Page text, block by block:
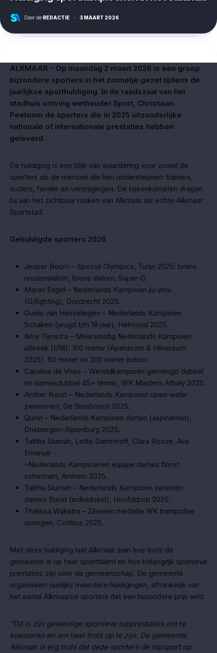
Door de REDACTIE · 3 MAART 2026
ALKMAAR – Op maandag 2 maart 2026 is een groep
bijzondere sporters in het zonnetje gezet tijdens de
jaarlijkse sporthuldiging. In de raadszaal van het
stadhuis ontving wethouder Sport, Christiaan
Peetoom de sporters die in 2025 uitzonderlijke
nationale of internationale prestaties hebben
geleverd.
De huldiging is een blijk van waardering voor zowel de
sporters als de mensen die hen ondersteunen: trainers,
ouders, familie en verenigingen. De bijeenkomsten dragen
bij aan het zichtbaar maken van Alkmaar als echte Alkmaar
Sportstad.
Gehuldigde sporters 2026
Jesper Boom – Special Olympics, Turijn 2025: brons
reuzenslalom, brons slalom, Super-G.
Maran Engel – Nederlands Kampioen jiu-jitsu
(G/fighting), Dordrecht 2025.
Guido van Hesselingen – Nederlands Kampioen
Schaken (jeugd t/m 18 jaar), Helmond 2025.
Amy Tijmstra – Meervoudig Nederlands Kampioen
atletiek (U18): 100 meter (Apeldoorn & Hilversum
2025), 60 meter en 200 meter indoor.
Caroline de Vries – Wereldkampioen gemengd dubbel
en damesdubbel 45+ tennis, WK Masters Athaly 2025.
Amber Kunst – Nederlands Kampioen open water
zwemmen, De Biesbosch 2025.
Quinn – Nederlands Kampioen darten (aspiranten),
Driebergen-Rijsenburg 2025.
Talitha Sluman, Lotte Dammroff, Clara Rooze, Ava
Emanue
–Nederlands Kampioenen équipe dames floret
schermen, Arnhem 2025.
Talitha Sluman – Nederlands Kampioen senioren
dames floret (individueel), Hoofddorp 2025.
Thalissa Wijkstra – Zilveren medaille WK trampoline
springen, Cottbus 2025.
Met deze huldiging laat Alkmaar zien hoe trots de
gemeente is op haar sporttalent en hoe belangrijk sportieve
prestaties zijn voor de gemeenschap. De gemeente
organiseert jaarlijks meerdere huldigingen, afhankelijk van
het aantal Alkmaarse sporters dat een bijzondere prijs wint.
”Dit is zijn geweldige sportieve topprestaties om te
koesteren en om heel trots op te zijn. De gemeente
Alkmaar is erg trots dat deze sporters de topsport op